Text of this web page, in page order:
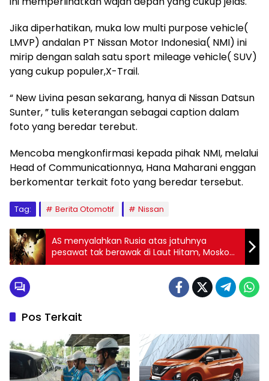
Jika diperhatikan, muka low multi purpose vehicle(
LMVP) andalan PT Nissan Motor Indonesia( NMI) ini
mirip dengan salah satu sport mileage vehicle( SUV)
yang cukup populer,X-Trail.
“ New Livina pesan sekarang, hanya di Nissan Datsun
Sunter, ” tulis keterangan sebagai caption dalam
foto yang beredar terebut.
Mencoba mengkonfirmasi kepada pihak NMI, melalui
Head of Communicationnya, Hana Maharani enggan
berkomentar terkait foto yang beredar tersebut.
Tag: Berita Otomotif Nissan
AS menyalahkan Rusia atas jatuhnya
pesawat tak berawak di Laut Hitam, Moskow
menyangkal
Pos Terkait